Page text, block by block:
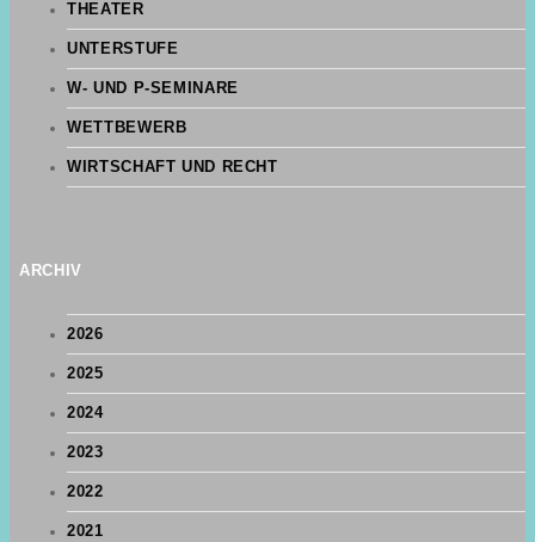
THEATER
UNTERSTUFE
W- UND P-SEMINARE
WETTBEWERB
WIRTSCHAFT UND RECHT
ARCHIV
2026
2025
2024
2023
2022
2021